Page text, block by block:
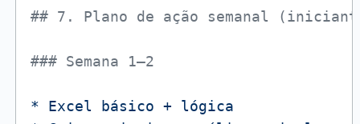
## 7. Plano de ação semanal
### Semana 1–2
* Excel básico +
lógica